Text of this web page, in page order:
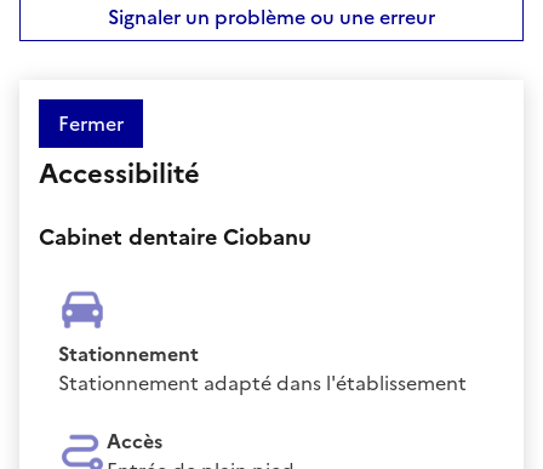
Signaler un problème ou une erreur
Fermer
Accessibilité
Cabinet dentaire Ciobanu
Stationnement
Stationnement adapté dans l'établissement
Accès